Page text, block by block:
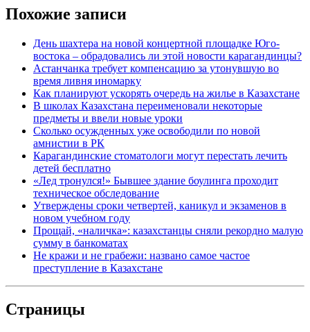
Похожие записи
День шахтера на новой концертной площадке Юго-
востока – обрадовались ли этой новости карагандинцы?
Астанчанка требует компенсацию за утонувшую во
время ливня иномарку
Как планируют ускорять очередь на жилье в Казахстане
В школах Казахстана переименовали некоторые
предметы и ввели новые уроки
Сколько осужденных уже освободили по новой
амнистии в РК
Карагандинские стоматологи могут перестать лечить
детей бесплатно
«Лед тронулся!» Бывшее здание боулинга проходит
техническое обследование
Утверждены сроки четвертей, каникул и экзаменов в
новом учебном году
Прощай, «наличка»: казахстанцы сняли рекордно малую
сумму в банкоматах
Не кражи и не грабежи: названо самое частое
преступление в Казахстане
Страницы